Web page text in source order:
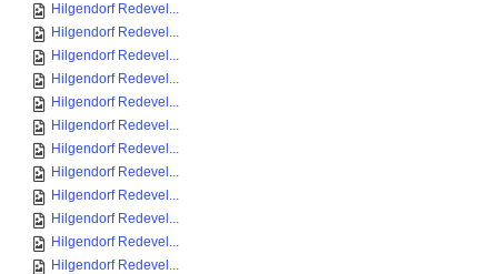
Hilgendorf Redevel...
Hilgendorf Redevel...
Hilgendorf Redevel...
Hilgendorf Redevel...
Hilgendorf Redevel...
Hilgendorf Redevel...
Hilgendorf Redevel...
Hilgendorf Redevel...
Hilgendorf Redevel...
Hilgendorf Redevel...
Hilgendorf Redevel...
Hilgendorf Redevel...